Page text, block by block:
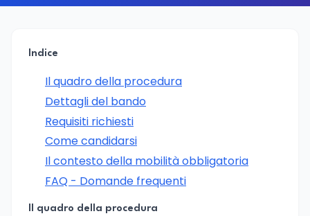
Indice
Il quadro della procedura
Dettagli del bando
Requisiti richiesti
Come candidarsi
Il contesto della mobilità obbligatoria
FAQ - Domande frequenti
Il quadro della procedura